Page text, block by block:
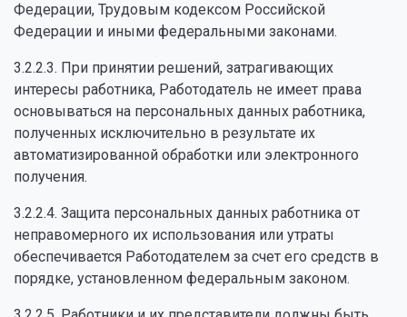
Федерации, Трудовым кодексом Российской
Федерации и иными федеральными законами.
3.2.2.3. При принятии решений, затрагивающих
интересы работника, Работодатель не имеет права
основываться на персональных данных работника,
полученных исключительно в результате их
автоматизированной обработки или электронного
получения.
3.2.2.4. Защита персональных данных работника от
неправомерного их использования или утраты
обеспечивается Работодателем за счет его средств в
порядке, установленном федеральным законом.